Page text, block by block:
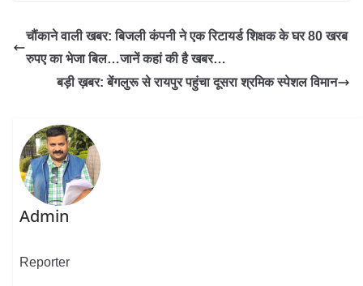
चौंकाने वाली खबर: बिजली कंपनी ने एक रिटायर्ड शिक्षक के घर 80 खरब
रुपए का भेजा बिल…जानें कहां की है खबर…
बड़ी ख़बर: बेंगलुरू से रायपुर पहुंचा दूसरा श्रमिक स्पेशल विमान
Admin
Reporter